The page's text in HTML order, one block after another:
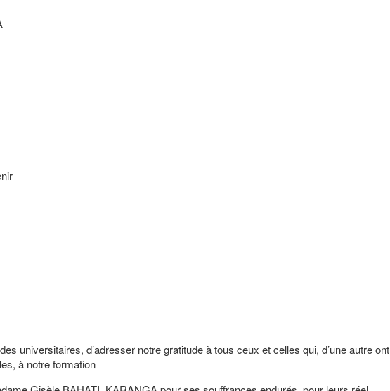
universitaires, d’adresser notre gratitude à tous ceux et celles qui, d’une autre ont
à notre formation